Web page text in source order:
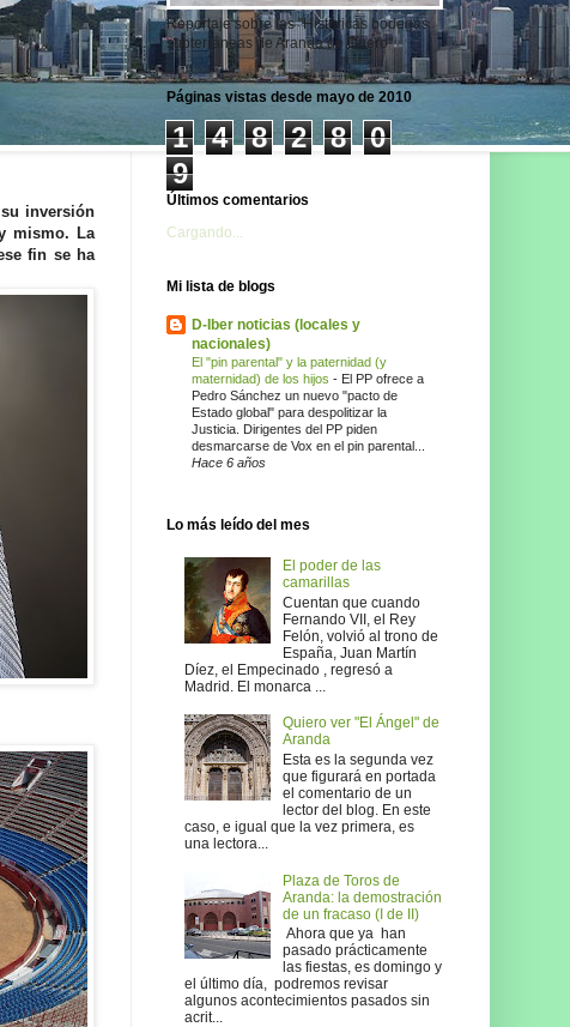
inversión
mismo. La
fin se ha
Reportaje sobre las "Históricas bodegas
subterráneas de Aranda de Duero"
Páginas vistas desde mayo de 2010
1 4 8 2 8
0
9
Últimos comentarios
Cargando...
Mi lista de blogs
D-Iber noticias (locales y
nacionales)
El "pin parental" y la paternidad (y
maternidad) de los hijos - El PP ofrece a
Pedro Sánchez un nuevo "pacto de
Estado global" para despolitizar la
Justicia. Dirigentes del PP piden
desmarcarse de Vox en el pin parental...
Hace 6 años
Lo más leído del mes
El poder de las
camarillas
Cuentan que cuando
Fernando VII, el Rey
Felón, volvió al trono de
España, Juan Martín
Díez, el Empecinado , regresó a
Madrid. El monarca ...
Quiero ver "El Ángel" de
Aranda
Esta es la segunda vez
que figurará en portada
el comentario de un
lector del blog. En este
caso, e igual que la vez primera, es
una lectora...
Plaza de Toros de
Aranda: la demostración
de un fracaso (I de II)
Ahora que ya han
pasado prácticamente
las fiestas, es domingo y
el último día, podremos revisar
algunos acontecimientos pasados sin
acrit...